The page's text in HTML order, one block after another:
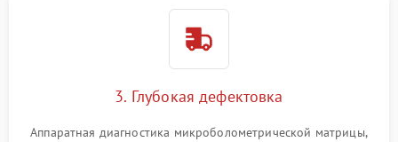
3. Глубокая дефектовка
Аппаратная диагностика микроболометрической матрицы,